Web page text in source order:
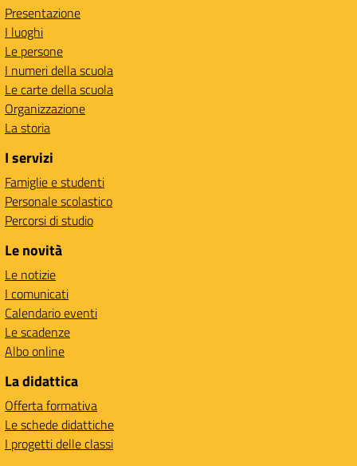
Presentazione
I luoghi
Le persone
I numeri della scuola
Le carte della scuola
Organizzazione
La storia
I servizi
Famiglie e studenti
Personale scolastico
Percorsi di studio
Le novità
Le notizie
I comunicati
Calendario eventi
Le scadenze
Albo online
La didattica
Offerta formativa
Le schede didattiche
I progetti delle classi